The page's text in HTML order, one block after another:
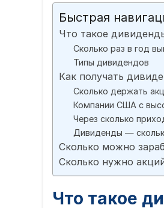
Быстрая
Что такое
Сколько раз в год
Типы дивидендов
Как получать
Сколько держать
Компании США с
Через сколько
Дивиденды —
Сколько можно
Сколько нужно
Что такое